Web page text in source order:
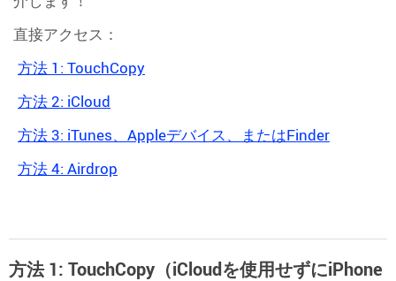
直接アクセス：
方法 1: TouchCopy
方法 2: iCloud
方法 3: iTunes、Appleデバイス、またはFinder
方法 4: Airdrop
方法 1: TouchCopy（iCloudを使用せずにiPhone